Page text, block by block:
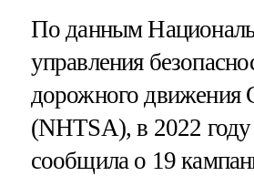
По данным
управления
дорожного
(NHTSA), в 2022 году
сообщила о 19